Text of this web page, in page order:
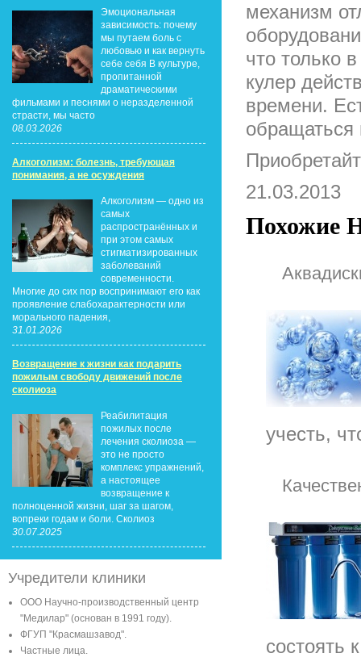
Эмоциональная
зависимость: почему
мы путаем боль с
любовью и как вернуть
себе себя В культуре,
пропитанной
драматическими
фильмами и песнями о неразделенной
страсти, мы часто
08.03.2026
Алкоголизм: болезнь, требующая
понимания, а не осуждения
Алкоголизм — одно из
самых
распространённых и
при этом самых
стигматизированных
заболеваний
современности.
Многие до сих пор воспринимают его как
проявление слабохарактерности или
морального падения,
31.01.2026
Возвращение к жизни как подарить
пожилым свободу движений после
сколиоза
Реабилитация
пожилых после
лечения сколиоза —
это не просто
комплекс упражнений,
а настоящее
возвращение к
полноценной жизни, шаг за шагом,
вопреки годам и боли. Сколиоз
30.07.2025
Учредители клиники
ООО Научно-производственный центр
"Медилар" (основан в 1991 году).
ФГУП "Красмашзавод".
Частные лица.
механизм
что только
кулер
времени.
21.03.2013
Похожие
учесть,
состоять